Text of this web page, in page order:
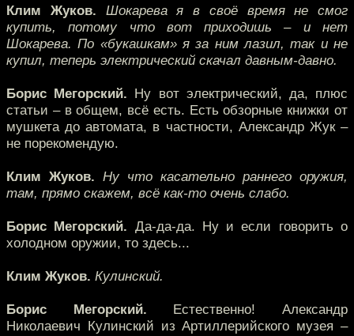
Клим Жуков. Шокарева я в своё время не смог
купить, потому что вот приходишь – и нет
Шокарева. По «букашкам» я за ним лазил, так и не
купил, теперь электрический скачал давным-давно.
Борис Мегорский. Ну вот электрический, да, плюс
статьи – в общем, всё есть. Есть обзорные книжки от
мушкета до автомата, в частности, Александр Жук –
не порекомендую.
Клим Жуков. Ну что касательно раннего оружия,
там, прямо скажем, всё как-то очень слабо.
Борис Мегорский. Да-да-да. Ну и если говорить о
холодном оружии, то здесь...
Клим Жуков. Кулинский.
Борис Мегорский. Естественно! Александр
Николаевич Кулинский из Артиллерийского музея –